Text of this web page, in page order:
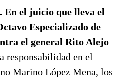
En el juicio que lleva el
Especializado de
el general Rito Alejo
responsabilidad en el
Marino López Mena, los